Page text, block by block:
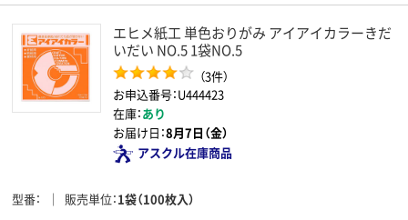
エヒメ紙工 単色おりがみ アイアイカラーきだ
いだい NO.5 1袋NO.5
（3件）
お申込番号：U444423
在庫：あり
お届け日：8月7日（金）
アスクル在庫商品
型番 販売単位 1袋（100枚入）